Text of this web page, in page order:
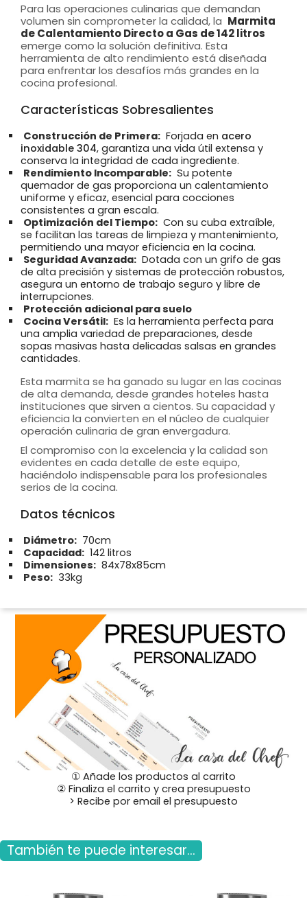
Para las operaciones culinarias que demandan
volumen sin comprometer la calidad, la Marmita
de Calentamiento Directo a Gas de 142 litros
emerge como la solución definitiva. Esta
herramienta de alto rendimiento está diseñada
para enfrentar los desafíos más grandes en la
cocina profesional.
Características Sobresalientes
Construcción de Primera: Forjada en acero
inoxidable 304, garantiza una vida útil extensa y
conserva la integridad de cada ingrediente.
Rendimiento Incomparable: Su potente
quemador de gas proporciona un calentamiento
uniforme y eficaz, esencial para cocciones
consistentes a gran escala.
Optimización del Tiempo: Con su cuba extraíble,
se facilitan las tareas de limpieza y mantenimiento,
permitiendo una mayor eficiencia en la cocina.
Seguridad Avanzada: Dotada con un grifo de gas
de alta precisión y sistemas de protección robustos,
asegura un entorno de trabajo seguro y libre de
interrupciones.
Protección adicional para suelo
Cocina Versátil: Es la herramienta perfecta para
una amplia variedad de preparaciones, desde
sopas masivas hasta delicadas salsas en grandes
cantidades.
Esta marmita se ha ganado su lugar en las cocinas
de alta demanda, desde grandes hoteles hasta
instituciones que sirven a cientos. Su capacidad y
eficiencia la convierten en el núcleo de cualquier
operación culinaria de gran envergadura.
El compromiso con la excelencia y la calidad son
evidentes en cada detalle de este equipo,
haciéndolo indispensable para los profesionales
serios de la cocina.
Datos técnicos
Diámetro: 70cm
Capacidad: 142 litros
Dimensiones: 84x78x85cm
Peso: 33kg
① Añade los productos al carrito
② Finaliza el carrito y crea presupuesto
> Recibe por email el presupuesto
También te puede interesar...